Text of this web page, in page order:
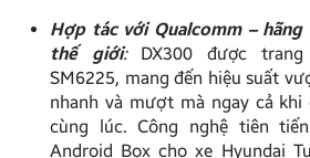
Hợp tác với Qualcomm –
thế giới:DX300 được trang
SM6225, mang đến hiệu suất
nhanh và mượt mà ngay cả khi
cùng lúc. Công nghệ tiên
Android Box cho xe Hyundai